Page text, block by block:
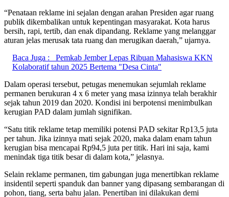
“Penataan reklame ini sejalan dengan arahan Presiden agar ruang
publik dikembalikan untuk kepentingan masyarakat. Kota harus
bersih, rapi, tertib, dan enak dipandang. Reklame yang melanggar
aturan jelas merusak tata ruang dan merugikan daerah,” ujarnya.
Baca Juga :
Pemkab Jember Lepas Ribuan Mahasiswa KKN
Kolaboratif tahun 2025 Bertema "Desa Cinta"
Dalam operasi tersebut, petugas menemukan sejumlah reklame
permanen berukuran 4 x 6 meter yang masa izinnya telah berakhir
sejak tahun 2019 dan 2020. Kondisi ini berpotensi menimbulkan
kerugian PAD dalam jumlah signifikan.
“Satu titik reklame tetap memiliki potensi PAD sekitar Rp13,5 juta
per tahun. Jika izinnya mati sejak 2020, maka dalam enam tahun
kerugian bisa mencapai Rp94,5 juta per titik. Hari ini saja, kami
menindak tiga titik besar di dalam kota,” jelasnya.
Selain reklame permanen, tim gabungan juga menertibkan reklame
insidentil seperti spanduk dan banner yang dipasang sembarangan di
pohon, tiang, serta bahu jalan. Penertiban ini dilakukan demi